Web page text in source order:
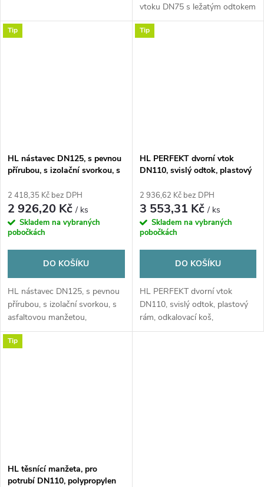
vtoku DN75 s ležatým odtokem
a s asfaltovou izolační...
Tip
HL nástavec DN125, s pevnou
přírubou, s izolační svorkou, s
polypropylen
2 418,35 Kč bez DPH
2 926,20 Kč/ ks
Skladem na vybraných
pobočkách
DO KOŠÍKU
HL nástavec DN125, s pevnou
přírubou, s izolační svorkou, s
asfaltovou manžetou,
polypropylen
Tip
HL PERFEKT dvorní vtok
DN110, svislý odtok, plastový
polypropylen/litina
2 936,62 Kč bez DPH
3 553,31 Kč/ ks
Skladem na vybraných
pobočkách
DO KOŠÍKU
HL PERFEKT dvorní vtok
DN110, svislý odtok, plastový
rám, odkalovací koš,
polypropylen/litina
Tip
HL těsnící manžeta, pro
potrubí DN110, polypropylen